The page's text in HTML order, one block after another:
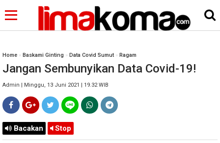
Home » Baskami Ginting » Data Covid Sumut» Ragam
Jangan Sembunyikan Data Covid-19!
Admin | Minggu, 13 Juni 2021 | 19.32 WIB
Bacakan Stop